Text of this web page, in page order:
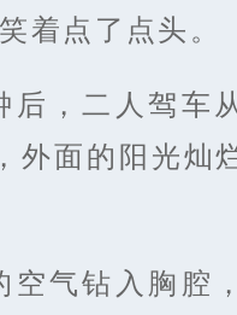
着点了点头。
后，二人驾车
外面的阳光灿
空气钻入胸腔